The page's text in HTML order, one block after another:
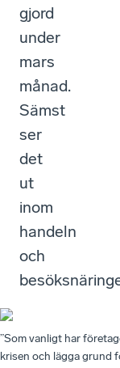
gjord
under
mars
månad.
Sämst
ser
det
ut
inom
handeln
och
”Som vanligt har
krisen och lägga grund